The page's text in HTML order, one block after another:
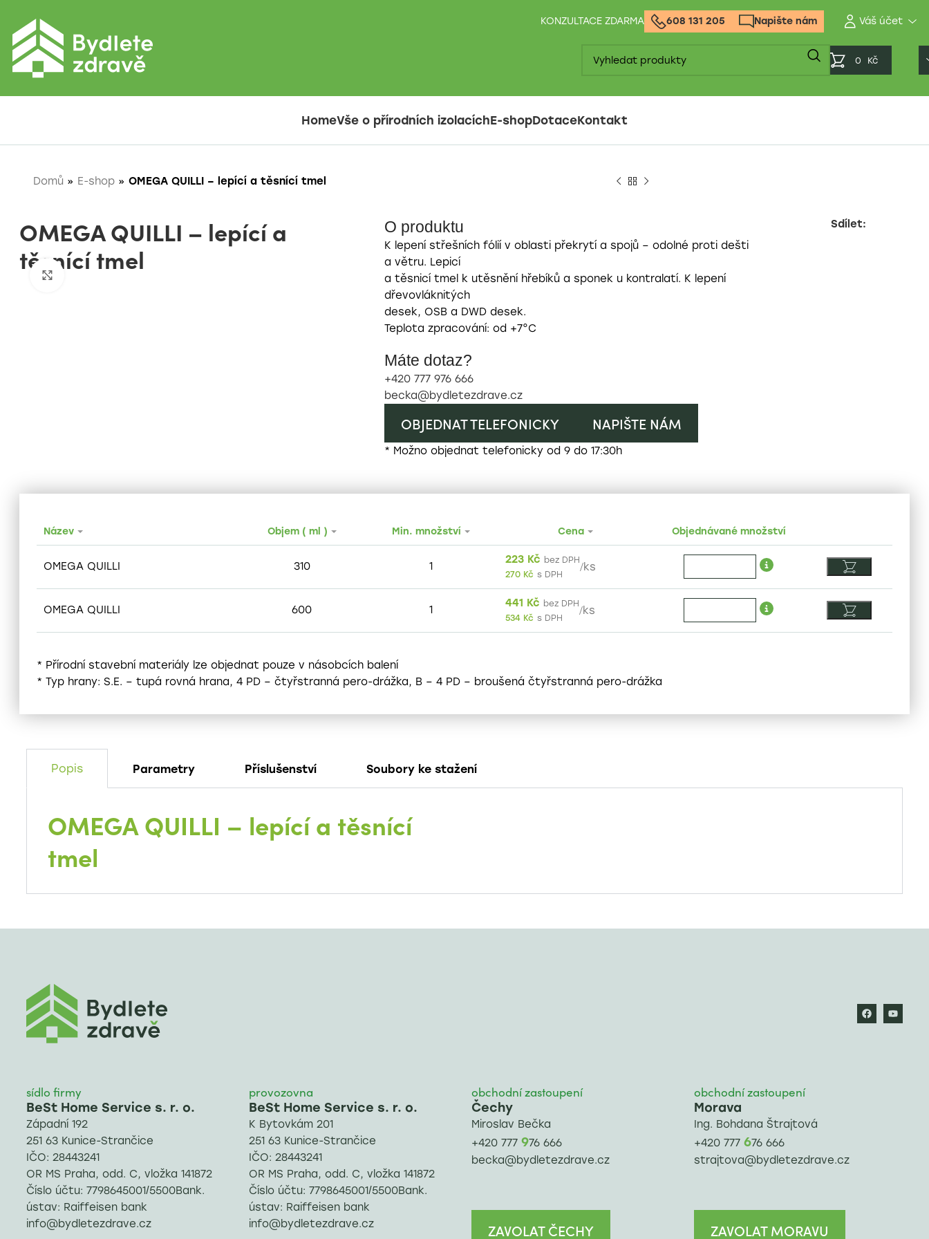
KONZULTACE ZDARMA 608 131 205 Napište nám
0 Kč
HomeVše o přírodních izolacíchE-shopDotaceKontakt
Domů » E-shop » OMEGA QUILLI – lepící a těsnící tmel
OMEGA QUILLI – lepící a
těsnící tmel
O produktu
K lepení střešních fólií v oblasti překrytí a spojů – odolné proti dešti
a větru. Lepicí
a těsnicí tmel k utěsnění hřebíků a sponek u kontralatí. K lepení
dřevovláknitých
desek, OSB a DWD desek.
Teplota zpracování: od +7°C
Sdílet:
Máte dotaz?
+420 777 976 666
becka@bydletezdrave.cz
OBJEDNAT TELEFONICKY NAPIŠTE NÁM
* Možno objednat telefonicky od 9 do 17:30h
Název Objem ( ml ) Min. množství Cena Objednávané množství
OMEGA QUILLI 310 1
223 Kč bez DPH
270 Kč s DPH
/ks
OMEGA QUILLI 600 1
441 Kč bez DPH
534 Kč s DPH
/ks
* Přírodní stavební materiály lze objednat pouze v násobcích balení
* Typ hrany: S.E. – tupá rovná hrana, 4 PD – čtyřstranná pero-drážka, B – 4 PD – broušená čtyřstranná pero-drážka
Popis Parametry Příslušenství Soubory ke stažení
OMEGA QUILLI – lepící a těsnící
tmel
sídlo firmy
BeSt Home Service s. r. o.
Západní 192
251 63 Kunice-Strančice
IČO: 28443241
OR MS Praha, odd. C, vložka 141872
Číslo účtu: 7798645001/5500Bank.
ústav: Raiffeisen bank
info@bydletezdrave.cz
provozovna
BeSt Home Service s. r. o.
K Bytovkám 201
251 63 Kunice-Strančice
IČO: 28443241
OR MS Praha, odd. C, vložka 141872
Číslo účtu: 7798645001/5500Bank.
ústav: Raiffeisen bank
info@bydletezdrave.cz
obchodní zastoupení
Čechy
Miroslav Bečka
+420 777 976 666
becka@bydletezdrave.cz
ZAVOLAT ČECHY
obchodní zastoupení
Morava
Ing. Bohdana Štrajtová
+420 777 676 666
strajtova@bydletezdrave.cz
ZAVOLAT MORAVU